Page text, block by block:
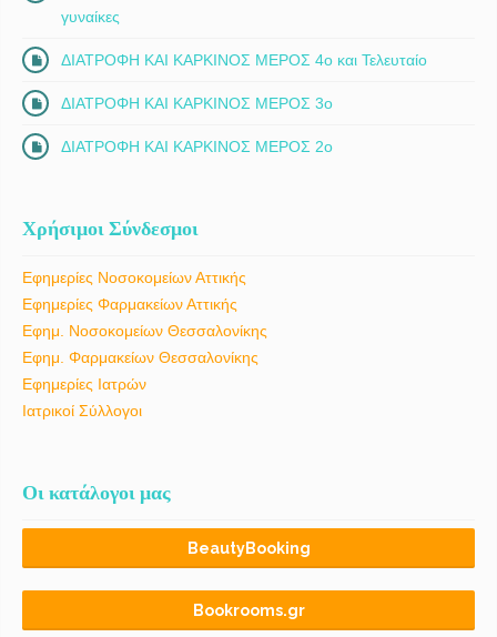
γυναίκες
ΔΙΑΤΡΟΦΗ ΚΑΙ ΚΑΡΚΙΝΟΣ ΜΕΡΟΣ 4ο και Τελευταίο
ΔΙΑΤΡΟΦΗ ΚΑΙ ΚΑΡΚΙΝΟΣ ΜΕΡΟΣ 3ο
ΔΙΑΤΡΟΦΗ ΚΑΙ ΚΑΡΚΙΝΟΣ ΜΕΡΟΣ 2ο
Χρήσιμοι Σύνδεσμοι
Εφημερίες Νοσοκομείων Αττικής
Εφημερίες Φαρμακείων Αττικής
Εφημ. Νοσοκομείων Θεσσαλονίκης
Εφημ. Φαρμακείων Θεσσαλονίκης
Εφημερίες Ιατρών
Ιατρικοί Σύλλογοι
Οι κατάλογοι μας
BeautyBooking
Bookrooms.gr